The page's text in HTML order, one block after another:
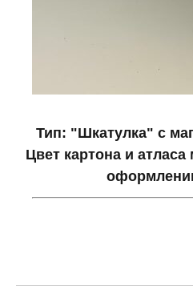
Тип: "Шкатулка" с
Цвет картона и